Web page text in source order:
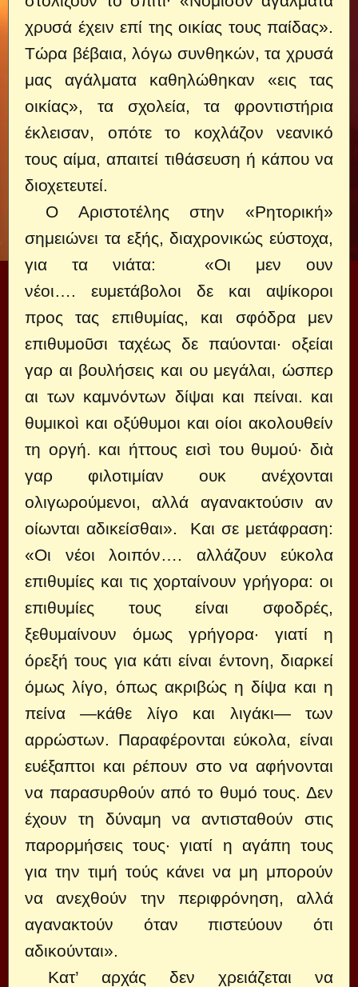
χρυσά έχειν επί της οικίας τους παίδας».
Τώρα βέβαια, λόγω συνθηκών, τα χρυσά
μας αγάλματα καθηλώθηκαν «εις τας
οικίας», τα σχολεία, τα φροντιστήρια
έκλεισαν, οπότε το κοχλάζον νεανικό
τους αίμα, απαιτεί τιθάσευση ή κάπου να
διοχετευτεί.
Ο Αριστοτέλης στην «Ρητορική»
σημειώνει τα εξής, διαχρονικώς εύστοχα,
για τα νιάτα: «Οι μεν ουν
νέοι…. ευμετάβολοι δε και αψίκοροι
προς τας επιθυμίας, και σφόδρα μεν
επιθυμοῦσι ταχέως δε παύονται· οξείαι
γαρ αι βουλήσεις και ου μεγάλαι, ώσπερ
αι των καμνόντων δίψαι και πείναι. και
θυμικοὶ και οξύθυμοι και οίοι ακολουθείν
τη οργή. και ήττους εισὶ του θυμού· διὰ
γαρ φιλοτιμίαν ουκ ανέχονται
ολιγωρούμενοι, αλλά αγανακτούσιν αν
οίωνται αδικείσθαι». Και σε μετάφραση:
«Οι νέοι λοιπόν…. αλλάζουν εύκολα
επιθυμίες και τις χορταίνουν γρήγορα: οι
επιθυμίες τους είναι σφοδρές,
ξεθυμαίνουν όμως γρήγορα· γιατί η
όρεξή τους για κάτι είναι έντονη, διαρκεί
όμως λίγο, όπως ακριβώς η δίψα και η
πείνα —κάθε λίγο και λιγάκι— των
αρρώστων. Παραφέρονται εύκολα, είναι
ευέξαπτοι και ρέπουν στο να αφήνονται
να παρασυρθούν από το θυμό τους. Δεν
έχουν τη δύναμη να αντισταθούν στις
παρορμήσεις τους· γιατί η αγάπη τους
για την τιμή τούς κάνει να μη μπορούν
να ανεχθούν την περιφρόνηση, αλλά
αγανακτούν όταν πιστεύουν ότι
αδικούνται».
Κατ’ αρχάς δεν χρειάζεται να